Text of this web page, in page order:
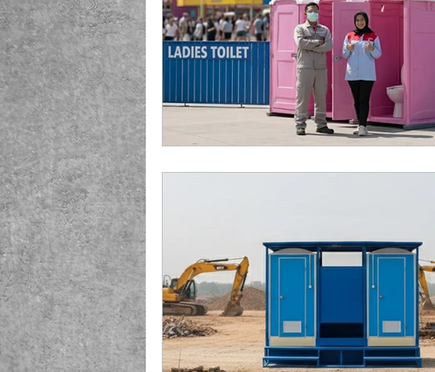
Playground Fiberglass Toilet Portable
Life Jacket Box Storage Fiberglass